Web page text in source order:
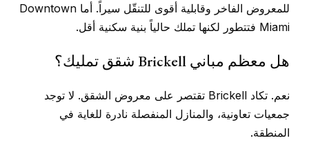
للمعروض الفاخر وقابلية أقوى للتنقّل سيراً. أما Downtown
Miami فتتطور لكنها تملك حالياً بنية سكنية أقل.
هل معظم مباني Brickell شقق تمليك؟
نعم. تكاد Brickell تقتصر على معروض الشقق. لا توجد
جمعيات تعاونية، والمنازل المنفصلة نادرة للغاية في
المنطقة.